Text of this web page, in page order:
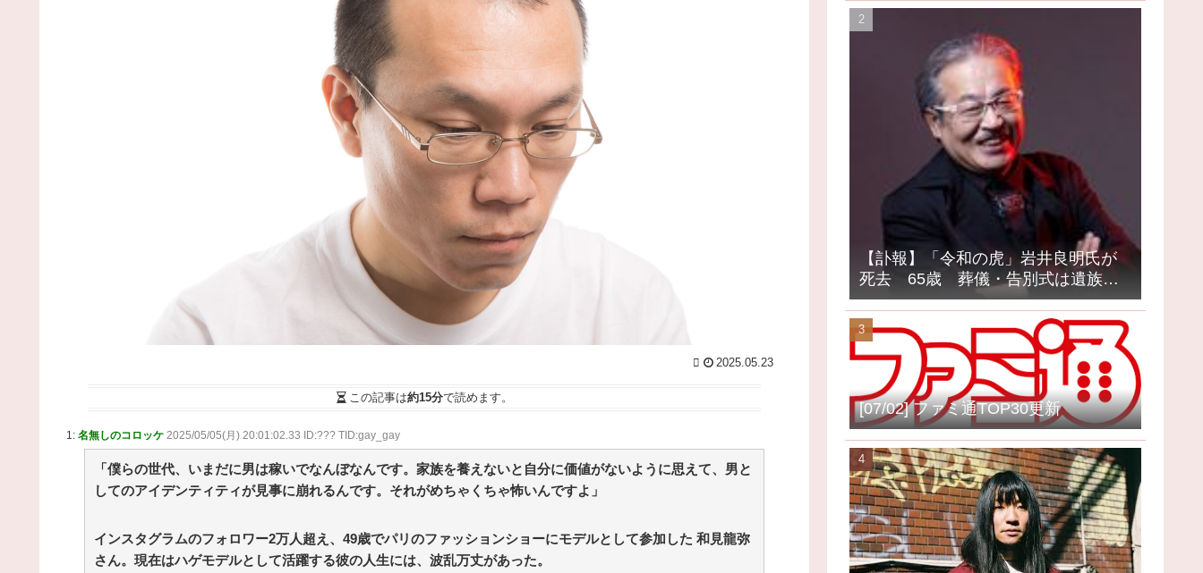
【阪神】暗黒期を知らない新世代の若虎ファン！黄
金期しか知らない現代のファン事情と驚きのリアル /
後藤真希(15)に告白されたらどうする？画像 / 2chま
【プロ野球】強すぎるソフトバンクの一人勝ち？パ
リーグファンが語る毎年のペナントレースのリアルな
【悲報】お弁当屋さん、消費税が下がっても値段据
36歳の彼女と結婚したいのに、家族が猛反対。家族
から信じられない言葉が飛び出した… 他 / 2chnaviヘッ
【画像】大相撲の伯乃富士と熱海富士、反社との写
真流出ｗｗｗ / おまとめアンテナ
【心霊・幽霊】ワン切りの犯人 / おまとめアンテナ
NEW!
(8/6 11:00)
土田晃之「草サッカーとフットサルやめました」と
告白「20代の若手が来るんです。つまんなくて」 / お
まとめアンテナ NEW! (8/6 10:40)
【雑誌】かつて650万部を誇った「週刊少年ジャン
プ」、発行部数が初の100万部割れ ピーク時の４分の
１にまで減少 / おまとめアンテナ
Powered by livedoor 相互RSS
2025.05.23
この記事は約15分で読めます。
1: 名無しのコロッケ 2025/05/05(月) 20:01:02.33 ID:??? TID:gay_gay
「僕らの世代、いまだに男は稼いでなんぼなんです。家族を養えないと自分に価値がないように思えて、男と
してのアイデンティティが見事に崩れるんです。それがめちゃくちゃ怖いんですよ」
インスタグラムのフォロワー2万人超え、49歳でパリのファッションショーにモデルとして参加した 和見龍弥
さん。現在はハゲモデルとして活躍する彼の人生には、波乱万丈があった。
【訃報】「令和の虎」岩井良明氏が
死去 65歳 葬儀・告別式は遺族の
意向で密葬
[07/02] ファミ通TOP30更新